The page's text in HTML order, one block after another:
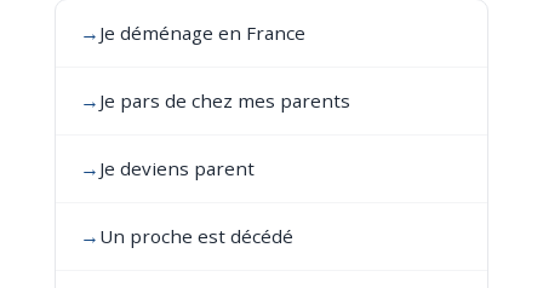
→ Je déménage en France
→ Je pars de chez mes parents
→ Je deviens parent
→ Un proche est décédé